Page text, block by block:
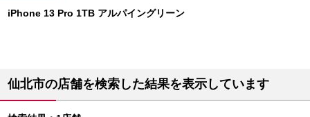
iPhone 13 Pro 1TB アルパイングリーン
仙北市の店舗を検索した結果を表示しています